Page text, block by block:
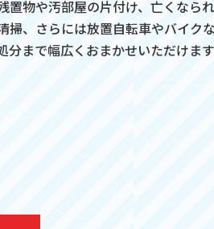
置物や汚部屋の片付け、亡くなら
掃、さらには放置自転車やバイク
分まで幅広くおまかせいただけます